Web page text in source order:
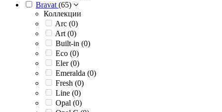
Bravat (65)
Коллекции
Arc (0)
Art (0)
Built-in (0)
Eco (0)
Eler (0)
Emeralda (0)
Fresh (0)
Line (0)
Opal (0)